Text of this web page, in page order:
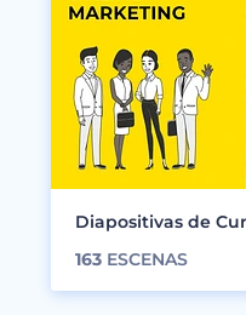
Diapositivas de
163 ESCENAS